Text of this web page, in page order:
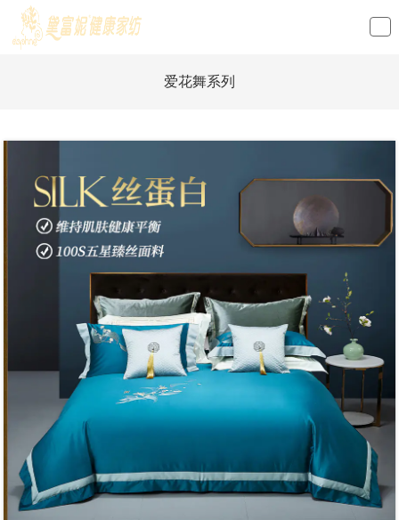
loading
爱花舞系列